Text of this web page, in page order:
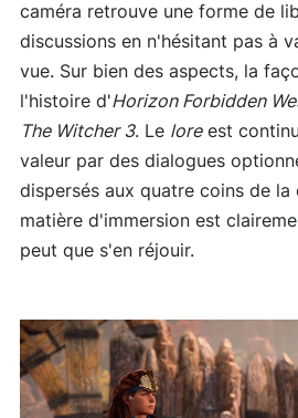
caméra retrouve une forme de
discussions en n'hésitant pas à
vue. Sur bien des aspects, la
l'histoire d'Horizon Forbidden
The Witcher 3. Le loreest
valeur par des dialogues
dispersés aux quatre coins de la
matière d'immersion est
peut que s'en réjouir.